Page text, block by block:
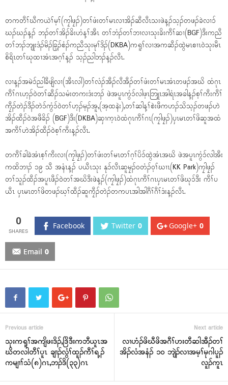
တကတီၢ်ဃီကယဲၢ်မ့ၢ်(ကၠါဖၠၣ်)တၢ်ဖံးတၢ်မၤလၢအိၣ်ဆီလီၤသးဖဲန့ၣ်သ့ၣ်တဖၣ်ခဲလၢၥ်
ဃၣ်ဃၣ်န့ၣ် ဘၣ်တၢ်အိၣ်ခိးဟံန့ၢ်အီၤ တၢ်ဘံၣ်တၢ်ဘၢလၢသုးခိးကီၢ်ဆၢ(BGF)ဒီးကညီ
တၢ်ဘၣ်ဘျုးဒံၣ်မိၣ်ခြ့ၣ်စံၣ်ကညီသုးမုၢ်ဒိၣ်(DKBA)ကရူၢ်လၢအကဆီၣ်ထွဲမၤစၢၤဝဲသုးမီၤ
စိရိၤတၢ်ဃုထၢအံၤအဂ့ၢ်န့ၣ် သ့ၣ်ညါဘၣ်န့ၣ်လီၤ.
လၢန့ၣ်အမဲၥ်ညါခီဖျိလၢ(အီၤလါ)တၢ်လံၣ်အီၣ်လီအီၣ်တၢ်ဖံးတၢ်မၤအံၤတဖၣ်အဃိ ထံဂုၤ
ကီၢ်ဂၤဟ့ၣ်ဝဲတၢ်ဆီၣ်သမံးတကးဒံးဘၣ် ဖဲအပူၤကွံၥ်လါဖ့ၤဘြူၤအါရံၤအခါန့ၣ်စ့ၢ်ကီးကီၢ်
ကၠီၣ်တဲၣ်ဒီၣ်တဲၥ်ကွံၥ်ဝဲတၢ်ဟ့ၣ်မ့ၣ်အူ,(အ့ထနဲး),တၢ်ဆါန့ၢ်စဲးဖီကဟၣ်သိသ့ၣ်တဖၣ်ဟဲ
အိၣ်ထီၣ်ဝဲအဖီခိၣ် (BGF)ဒီး(DKBA)ဆှၢက့ၤဝဲထံဂုၤကီၢ်ဂၤ(ကၠါဖၠၣ်)ပှၤမၤတၢ်ဖိဆူအထံ
အကီၢ်ဟဲအိၣ်ထီၣ်ဝဲစ့ၢ်ကီးန့ၣ်လီၤ.
တကီၢ်ခါခဲအံၤစ့ၢ်ကီးလၢ(ကၠါဖၠၣ်)တၢ်ဖံးတၢ်မၤတၢ်ဂ့ၢ်ပိၥ်ထွဲအံၤအဃိ ဖဲအပူၤကွံၥ်လါအီး
ကထိဘၢၣ် ၁၉ သီ အနံၤန့ၣ် ပယီၤသုး နုၥ်လီၤဆူမၠၣ်ဝတံၣ်ဝ့ၢ်ဃၢၤ(KK Park)ကၠါဖၠၣ်
တၢ်သူၣ်ထီၣ်အပူၤဖီၣ်ဝဲတၢ်အဃိဒီးဖဲန့ၣ်(ကၠါဖၠၣ်)ထံဂုၤကီၢ်ဂၤပှၤမၤတၢ်ဖိဃုၥ်ဒီး ကီၢ်ပ
ယီၤ ပှၤမၤတၢ်ဖိတဖၣ်ဃ့ၢ်ထီၣ်ဆူကၠီၣ်တဲၣ်တကပၤအါအါဂီၢ်ဂီၢ်ဒံးန့ၣ်လီၤ.
0 Facebook Twitter 0 Google+ 0
Email 0
Previous article
သုးကရူၢ်အကျိဖးဒိၣ်,ဒြိဒီးကဘီယူၤအ
ဃိတလါတီၢ်ပူၤ ချၢၣ်လွံၢ်ထူၣ်ကီၢ်ရ့ၣ်
ကမျၢၢ်သံ(၈)ဂၤ,ဘၣ်ဒိ(၃၃)ဂၤ
Next article
လၢဟံၣ်ဖိဃီဖိအဂီၢ်ဟးတီဆါအီၣ်တၢ်
အိၣ်လံအနံၣ် ၁၀ ဘျဲၣ်လၢအမ့ၢ်မုဂါပူၣ်
လူၣ်ကူၤ